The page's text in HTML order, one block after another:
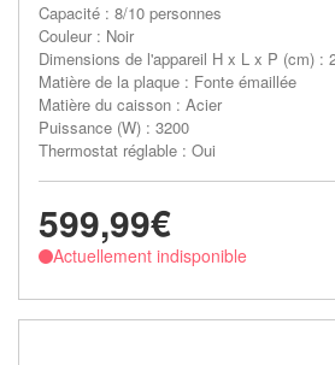
Capacité : 8/10 personnes
Couleur : Noir
Dimensions de l'appareil H x L x P (cm) :
Matière de la plaque : Fonte émaillée
Matière du caisson : Acier
Puissance (W) : 3200
Thermostat réglable : Oui
599,99€
Actuellement indisponible